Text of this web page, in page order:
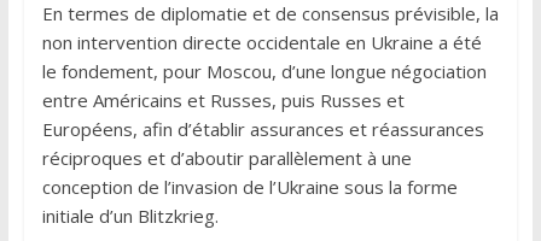
En termes de diplomatie et de consensus prévisible, la
non intervention directe occidentale en Ukraine a été
le fondement, pour Moscou, d’une longue négociation
entre Américains et Russes, puis Russes et
Européens, afin d’établir assurances et réassurances
réciproques et d’aboutir parallèlement à une
conception de l’invasion de l’Ukraine sous la forme
initiale d’un Blitzkrieg.